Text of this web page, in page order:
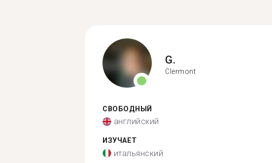
G.
Clermont
СВОБОДНЫЙ
английский
ИЗУЧАЕТ
итальянский